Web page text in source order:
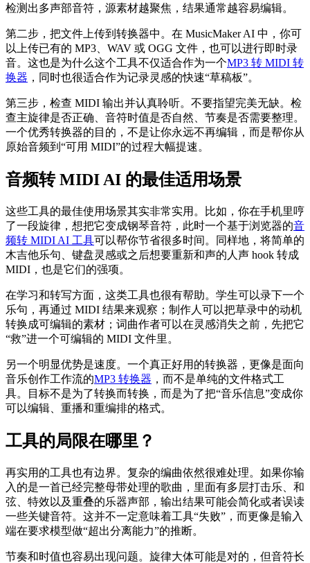
检测出多声部音符，源素材越聚焦，结果通常越容易编辑。
第二步，把文件上传到转换器中。在 MusicMaker AI 中，你可
以上传已有的 MP3、WAV 或 OGG 文件，也可以进行即时录
音。这也是为什么这个工具不仅适合作为一个MP3 转 MIDI 转
换器 ，同时也很适合作为记录灵感的快速“草稿板”。
第三步，检查 MIDI 输出并认真聆听。不要指望完美无缺。检
查主旋律是否正确、音符时值是否自然、节奏是否需要整理。
一个优秀转换器的目的，不是让你永远不再编辑，而是帮你从
原始音频到“可用 MIDI”的过程大幅提速。
音频转 MIDI AI 的最佳适用场景
这些工具的最佳使用场景其实非常实用。比如，你在手机里哼
了一段旋律，想把它变成钢琴音符，此时一个基于浏览器的音
频转 MIDI AI 工具可以帮你节省很多时间。同样地，将简单的
木吉他乐句、键盘灵感或之后想要重新和声的人声 hook 转成
MIDI，也是它们的强项。
在学习和转写方面，这类工具也很有帮助。学生可以录下一个
乐句，再通过 MIDI 结果来观察；制作人可以把草录中的动机
转换成可编辑的素材；词曲作者可以在灵感消失之前，先把它
“救”进一个可编辑的 MIDI 文件里。
另一个明显优势是速度。一个真正好用的转换器，更像是面向
音乐创作工作流的MP3 转换器 ，而不是单纯的文件格式工
具。目标不是为了转换而转换，而是为了把“音乐信息”变成你
可以编辑、重播和重编排的格式。
工具的局限在哪里？
再实用的工具也有边界。复杂的编曲依然很难处理。如果你输
入的是一首已经完整母带处理的歌曲，里面有多层打击乐、和
弦、特效以及重叠的乐器声部，输出结果可能会简化或者误读
一些关键音符。这并不一定意味着工具“失败”，而更像是输入
端在要求模型做“超出分离能力”的推断。
节奏和时值也容易出现问题。旋律大体可能是对的，但音符长